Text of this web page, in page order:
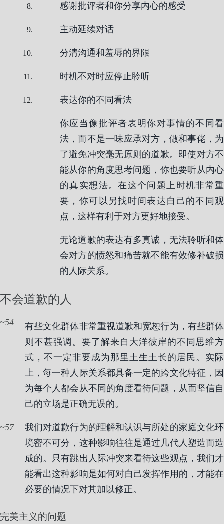
感谢批评者和你分享内心的感受
主动延续对话
分清沟通和羞辱的界限
时机不对时应停止聆听
表达你的不同看法
你应当像批评者表明你对事情的不同看
法，而不是一味应承对方，做和事佬，为
了避免冲突毫无原则的道歉。即使对方不
能从你的角度思考问题，你也要听从内心
的真实想法。在这个问题上时机非常重
要，你可以另找时间表达自己的不同观
点，这样有利于对方更好地接受。
无论道歉的表达有多真诚，无法聆听和体
会对方的愤怒和痛苦就不能有效修补破损
的人际关系。
不会道歉的人
54
有些文化群体非常重视道歉和宽恕行为，有些群体
则不甚强调。要了解来自大洋彼岸的不同思维方
式，不一定非要成为那里土生土长的居民。实际
上，每一种人际关系都具备一定的跨文化特征，因
为每个人都会从不同的角度看待问题，从而坚信自
己的立场是正确无误的。
57
我们对道歉行为的理解和认识与所处的家庭文化环
境密不可分，这种影响往往是通过几代人塑造而造
成的。只有跳出人际冲突来看待这些观点，我们才
能看出这种影响是如何对自己发挥作用的，才能在
必要的情况下对其加以修正。
完美主义的问题